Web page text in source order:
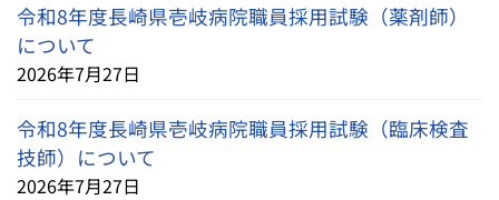
令和8年度長崎県壱岐病院職員採用試験（薬剤師）
について
2026年7月27日
令和8年度長崎県壱岐病院職員採用試験（臨床検査
技師）について
2026年7月27日